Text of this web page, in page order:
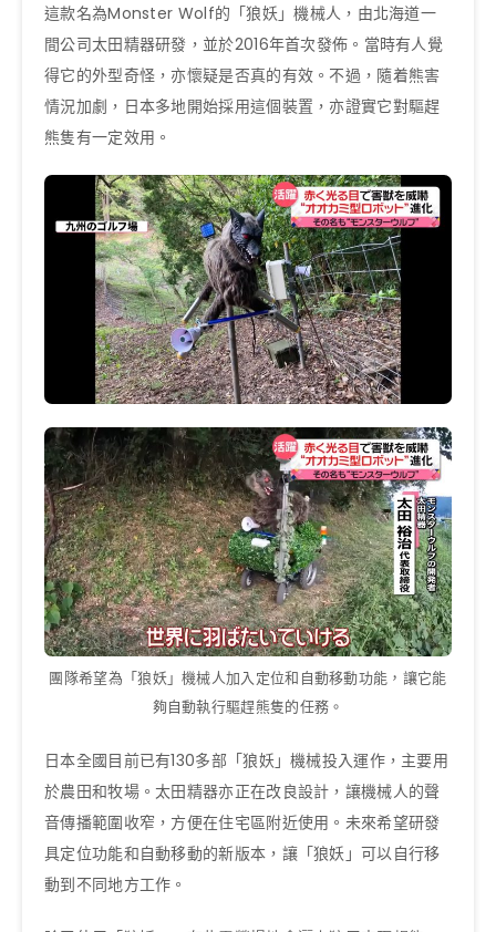
這款名為Monster Wolf的「狼妖」機械人，由北海道一
間公司太田精器研發，並於2016年首次發佈。當時有人覺
得它的外型奇怪，亦懷疑是否真的有效。不過，隨着熊害
情況加劇，日本多地開始採用這個裝置，亦證實它對驅趕
熊隻有一定效用。
團隊希望為「狼妖」機械人加入定位和自動移動功能，讓它能
夠自動執行驅趕熊隻的任務。
日本全國目前已有130多部「狼妖」機械投入運作，主要用
於農田和牧場。太田精器亦正在改良設計，讓機械人的聲
音傳播範圍收窄，方便在住宅區附近使用。未來希望研發
具定位功能和自動移動的新版本，讓「狼妖」可以自行移
動到不同地方工作。